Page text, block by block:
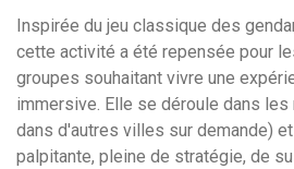
Inspirée du jeu classique des
cette activité a été repensée pour
groupes souhaitant vivre une
immersive. Elle se déroule dans les
dans d'autres villes sur demande)
palpitante, pleine de stratégie, de